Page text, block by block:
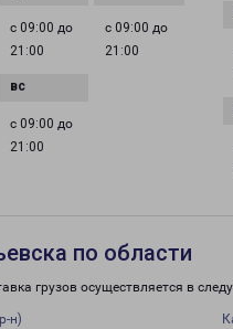
с 09:00 до
21:00
с 09:00 до
21:00
с 09:00 до
21:00
по области
грузов осуществляется в
н)